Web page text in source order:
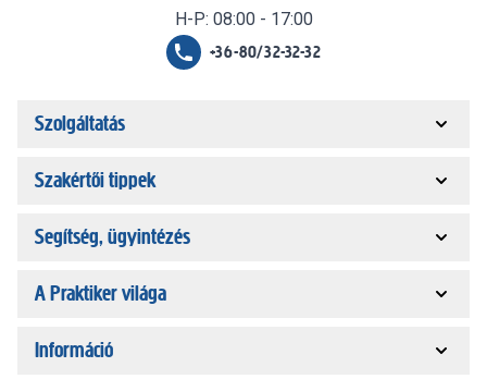
H-P: 08:00 - 17:00
+36-80/32-32-32
Szolgáltatás
Szakértői tippek
Segítség, ügyintézés
A Praktiker világa
Információ